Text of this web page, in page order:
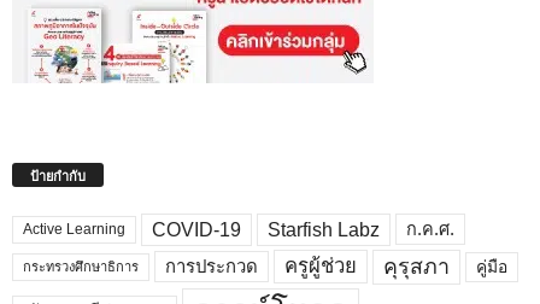
ป้ายกำกับ
Active Learning COVID-19 Starfish Labz ก.ค.ศ.
กระทรวงศึกษาธิการ การประกวด ครูผู้ช่วย คุรุสภา คู่มือ